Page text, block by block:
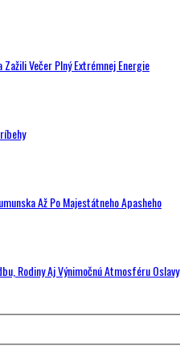
Večer Plný Extrémnej Energie
Až Po Majestátneho Apasheho
Rodiny Aj Výnimočnú Atmosféru Oslavy